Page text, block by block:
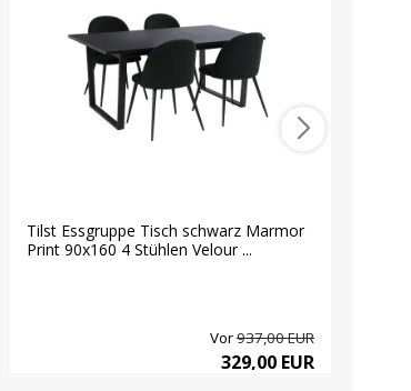
Tilst Essgruppe Tisch schwarz Marmor
Print 90x160 4 Stühlen Velour ...
Vor937,00 EUR
329,00 EUR